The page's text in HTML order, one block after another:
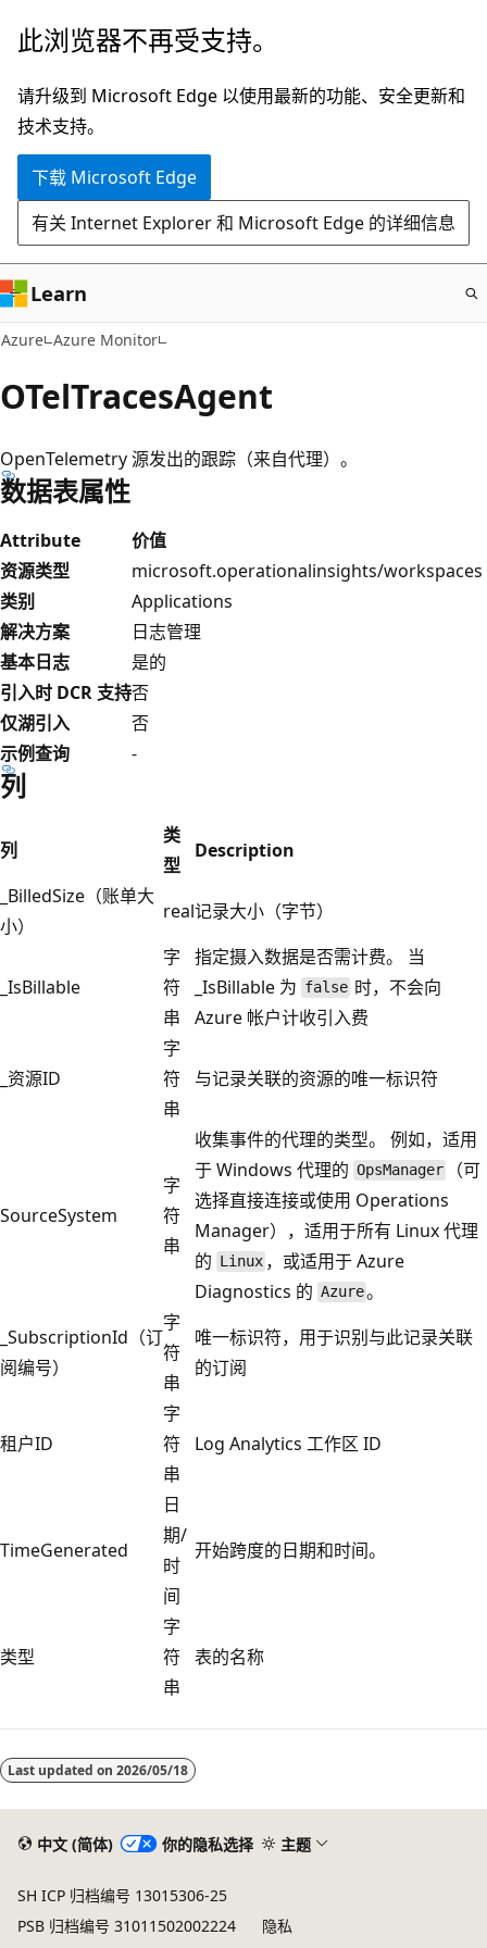
跳
主
要
内
此浏览器不再受支持。
请升级到 Microsoft Edge 以使用最新的功能、安全更新和
技术支持。
下载 Microsoft Edge
有关 Internet Explorer 和 Microsoft Edge 的详细信息
Learn
Azure Azure Monitor
OTelTracesAgent
OpenTelemetry 源发出的跟踪（来自代理）。
数据表属性
Attribute
价值
资源类型
microsoft.operationalinsights/workspaces
类别
Applications
解决方案
日志管理
基本日志
是的
引入时 DCR 支持否
仅湖引入
否
示例查询
-
列
列
类
型
Description
_BilledSize（账单大
小）
real记录大小（字节）
_IsBillable
字
符
串
指定摄入数据是否需计费。 当
_IsBillable 为 false 时，不会向
Azure 帐户计收引入费
_资源ID
字
符
串
与记录关联的资源的唯一标识符
SourceSystem
字
符
串
收集事件的代理的类型。 例如，适用
于 Windows 代理的 OpsManager
（可
选择直接连接或使用 Operations
Manager），适用于所有 Linux 代理
的 Linux ，或适用于 Azure
Diagnostics 的 Azure。
_SubscriptionId（订
阅编号）
字
符
串
唯一标识符，用于识别与此记录关联
的订阅
租户ID
字
符
串
Log Analytics 工作区 ID
TimeGenerated
日
期/
时
间
开始跨度的日期和时间。
类型
字
符
串
表的名称
模
式
Last updated on 2026/05/18
中文 (简体) 你的隐私选择 主题
SH ICP 归档编号 13015306-25
PSB 归档编号 31011502002224
隐私